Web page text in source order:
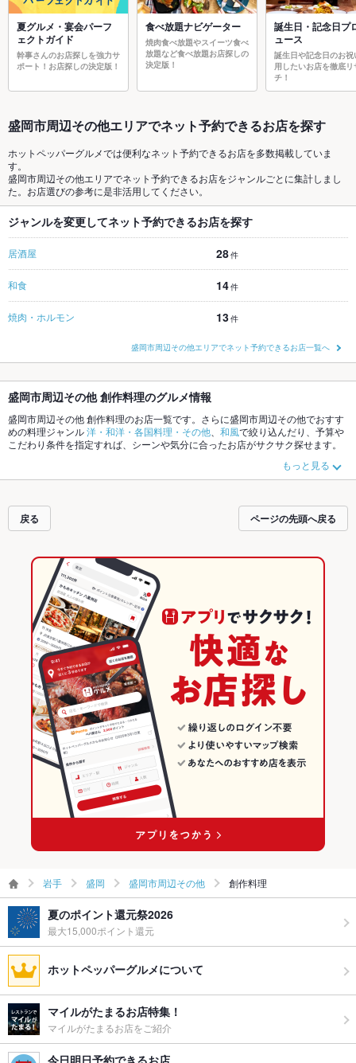
夏グルメ・宴会パーフ
ェクトガイド
幹事さんのお店探しを強力サ
ポート！お店探しの決定版！
食べ放題ナビゲーター
焼肉食べ放題やスイーツ食べ
放題など食べ放題お店探しの
決定版！
誕生日・記念日プ
ュース
誕生日や記念日のお祝
用したいお店を徹底リ
チ！
盛岡市周辺その他エリアでネット予約できるお店を探す
ホットペッパーグルメでは便利なネット予約できるお店を多数掲載していま
す。
盛岡市周辺その他エリアでネット予約できるお店をジャンルごとに集計しまし
た。お店選びの参考に是非活用してください。
ジャンルを変更してネット予約できるお店を探す
居酒屋 28件
和食 14件
焼肉・ホルモン 13件
盛岡市周辺その他エリアでネット予約できるお店一覧へ
盛岡市周辺その他 創作料理のグルメ情報
盛岡市周辺その他 創作料理のお店一覧です。さらに盛岡市周辺その他でおすす
めの料理ジャンル洋・和洋・各国料理・その他 和風で絞り込んだり、予算や
こだわり条件を指定すれば、シーンや気分に合ったお店がサクサク探せます。
季節のおすすめ料理など、お店の最新情報をご紹介しているので安心！24時間
使える簡単便利なネット予約が使えるお店も拡大中です。友達どうしの飲み会
グルメをご利用ください。
もっと見る
戻る ページの先頭へ戻る
岩手 盛岡 盛岡市周辺その他 創作料理
夏のポイント還元祭2026
最大15,000ポイント還元
ホットペッパーグルメについて
マイルがたまるお店特集！
マイルがたまるお店をご紹介
今日明日予約できるお店